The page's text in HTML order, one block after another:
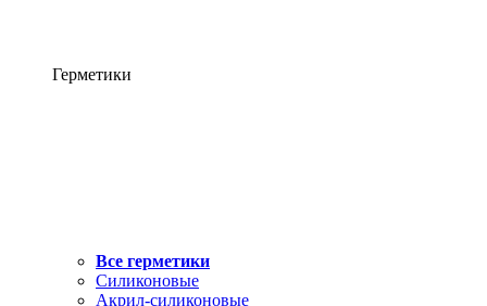
Герметики
Все герметики
Силиконовые
Акрил-силиконовые